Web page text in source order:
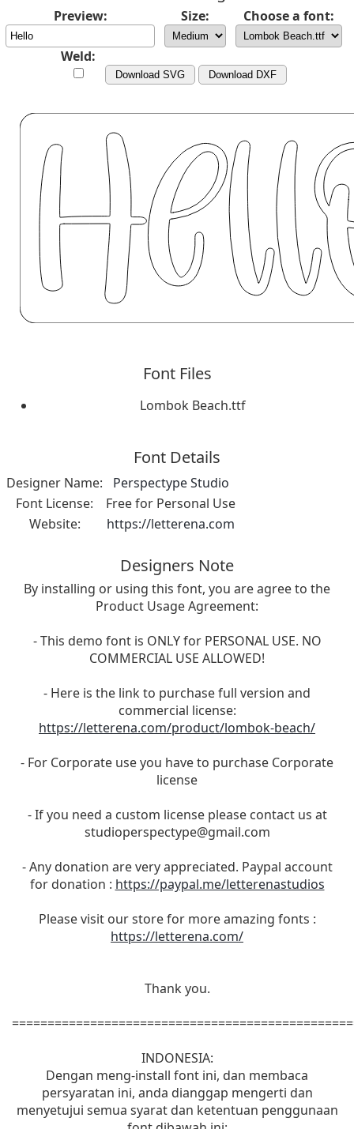
Preview: Size: Choose a font:
Weld:
Download SVG Download DXF
Font Files
Lombok Beach.ttf
Font Details
Designer Name:
Perspectype Studio
Font License:
Free for Personal Use
Website:
https://letterena.com
Designers Note
By installing or using this font, you are agree to the
Product Usage Agreement:
- This demo font is ONLY for PERSONAL USE. NO
COMMERCIAL USE ALLOWED!
- Here is the link to purchase full version and
commercial license:
https://letterena.com/product/lombok-beach/
- For Corporate use you have to purchase Corporate
license
- If you need a custom license please contact us at
studioperspectype@gmail.com
- Any donation are very appreciated. Paypal account
for donation : https://paypal.me/letterenastudios
Please visit our store for more amazing fonts :
https://letterena.com/
Thank you.
INDONESIA:
Dengan meng-install font ini, dan membaca
persyaratan ini, anda dianggap mengerti dan
menyetujui semua syarat dan ketentuan penggunaan